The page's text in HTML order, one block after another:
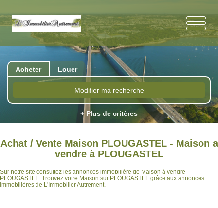
Acheter Louer
Modifier ma recherche
+ Plus de critères
Achat / Vente Maison PLOUGASTEL - Maison a
vendre à PLOUGASTEL
Sur notre site consultez les annonces immobilière de Maison à vendre
PLOUGASTEL. Trouvez votre Maison sur PLOUGASTEL grâce aux annonces
immobilières de L'Immobilier Autrement.